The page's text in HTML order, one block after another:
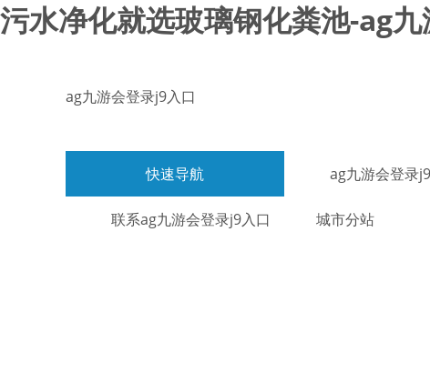
污水净化就选玻璃钢化粪池-ag
ag九游会登录j9入口
快速导航 ag九游会登录
联系ag九游会登录j9入口 城市分站